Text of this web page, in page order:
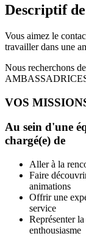
Descriptif
Vous aimez le
travailler dans une
Nous recherchons
AMBASSADRICES
VOS
Au sein d'une
chargé(e) de
Aller à la
Faire
animations
Offrir une
service
Représenter
enthousiasme